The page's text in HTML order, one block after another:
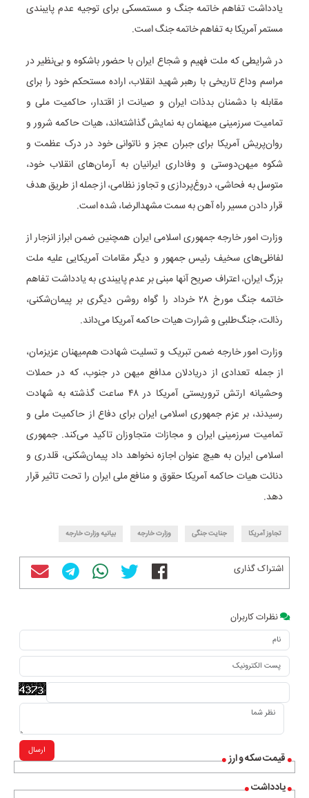
قیمت سکه و ارز
یادداشت
یادداشت تفاهم خاتمه جنگ و مستمسکی برای توجیه عدم پایبندی
مستمر آمریکا به تفاهم خاتمه جنگ است.
در شرایطی که ملت فهیم و شجاع ایران با حضور باشکوه و بی‌نظیر در
مراسم وداع تاریخی با رهبر شهید انقلاب، اراده مستحکم خود را برای
مقابله با دشمنان بدذات ایران و صیانت از اقتدار، حاکمیت ملی و
تمامیت سرزمینی میهنمان به نمایش گذاشته‌اند، هیات حاکمه شرور و
روان‌پریش آمریکا برای جبران عجز و ناتوانی خود در درک عظمت و
شکوه میهن‌دوستی و وفاداری ایرانیان به آرمان‌های انقلاب خود،
متوسل به فحاشی، دروغ‌پردازی و تجاوز نظامی، از جمله از طریق هدف
قرار دادن مسیر راه آهن به سمت مشهدالرضا، شده است.
وزارت امور خارجه جمهوری اسلامی ایران همچنین ضمن ابراز انزجار از
لفاظی‌های سخیف رئیس جمهور و دیگر مقامات آمریکایی علیه ملت
بزرگ ایران، اعتراف صریح آنها مبنی بر عدم پایبندی به یادداشت تفاهم
خاتمه جنگ مورخ ۲۸ خرداد را گواه روشن دیگری بر پیمان‌شکنی،
رذالت، جنگ‌طلبی و شرارت هیات حاکمه آمریکا می‌داند.
وزارت امور خارجه ضمن تبریک و تسلیت شهادت هم‌میهنان عزیزمان،
از جمله تعدادی از دریادلان مدافع میهن در جنوب، که در حملات
وحشیانه ارتش تروریستی آمریکا در ۴۸ ساعت گذشته به شهادت
رسیدند، بر عزم جمهوری اسلامی ایران برای دفاع از حاکمیت ملی و
تمامیت سرزمینی ایران و مجازات متجاوزان تاکید می‌کند. جمهوری
اسلامی ایران به هیچ عنوان اجازه نخواهد داد پیمان‌شکنی، قلدری و
دنائت هیات حاکمه آمریکا حقوق و منافع ملی ایران را تحت تاثیر قرار
دهد.
تجاوز آمریکا جنایت جنگی وزارت خارجه بیانیه وزارت خارجه
اشتراک گذاری
نظرات کاربران
ارسال